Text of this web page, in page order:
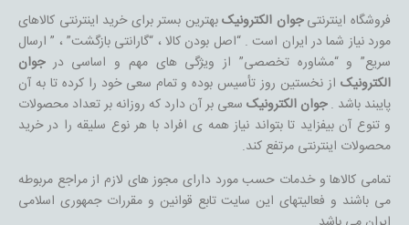
فروشگاه اینترنتیجوان الکترونیکبهترین بستر برای خرید اینترنتی کالاهای
مورد نیاز شما در ایران است . “اصل بودن کالا ، “گارانتی بازگشت” ، ” ارسال
سریع” و “مشاوره تخصصی” از ویژگی های مهم و اساسی درجوان
الکترونیکاز نخستین روز تأسیس بوده و تمام سعی خود را کرده تا به آن
پایبند باشد .جوان الکترونیکسعی بر آن دارد که روزانه بر تعداد محصولات
و تنوع آن بیفزاید تا بتواند نیاز همه ی افراد با هر نوع سلیقه را در خرید
محصولات اینترنتی مرتفع کند.
تمامی کالاها و خدمات حسب مورد دارای مجوز های لازم از مراجع مربوطه
می باشند و فعالیتهای این سایت تابع قوانین و مقررات جمهوری اسلامی